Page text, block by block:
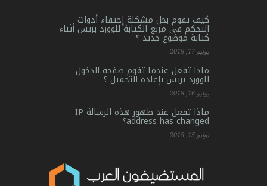
كيف تقوم بحل مشكلة إختفاء أدوات
التحكم فى مربع الكتابة للوورد بريس أثناء
كتابة موضوع جديد ؟
يوليو 17, 2018
ماذا تفعل عندما تقوم صفحة الدخول
للوورد بريس بإعادة التحميل ؟
يوليو 16, 2018
ماذا تفعل عند ظهور هذه الرسالة IP
address has changed؟
يوليو 15, 2018